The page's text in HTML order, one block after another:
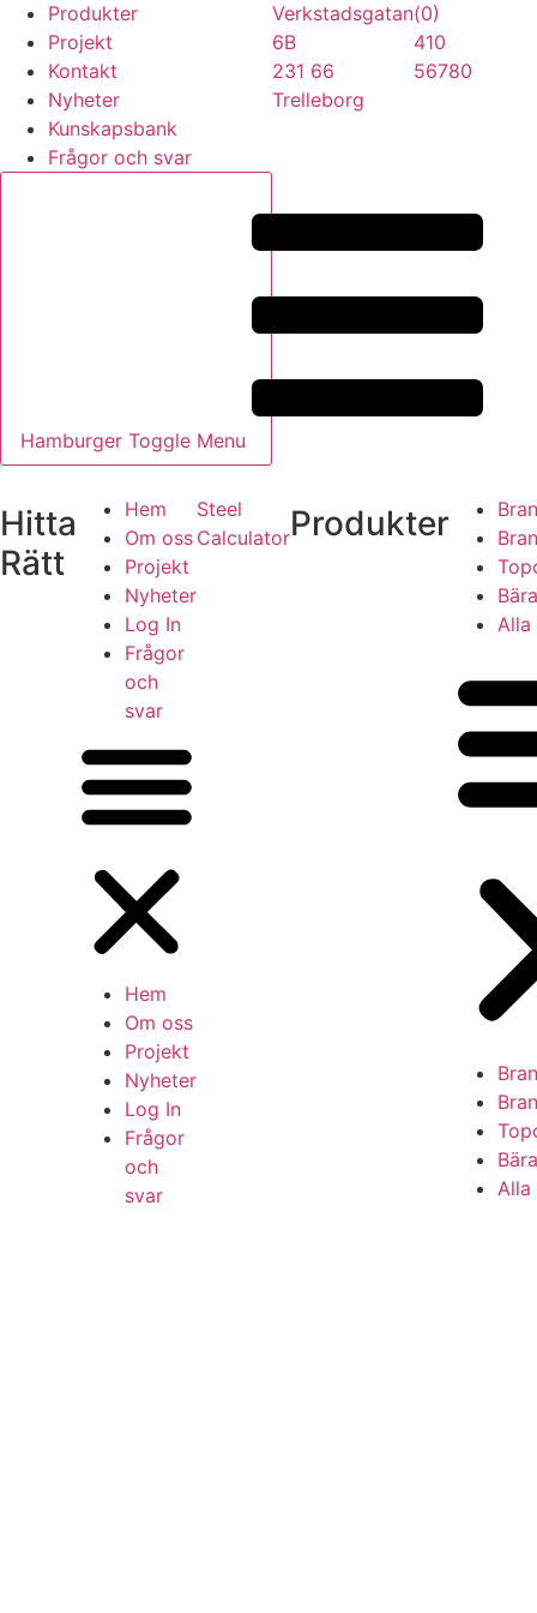
Produkter
Projekt
Kontakt
Nyheter
Kunskapsbank
Frågor och svar
Hamburger Toggle Menu
Verkstadsgatan
6B
231 66
Trelleborg
(0)
410
56780
Hitta
Rätt
Hem
Om oss
Projekt
Nyheter
Log In
Frågor
och
svar
Hem
Om oss
Projekt
Nyheter
Log In
Frågor
och
svar
Steel
CalculatorProdukter